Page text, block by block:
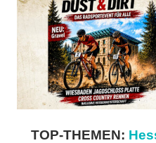
TOP-THEMEN: